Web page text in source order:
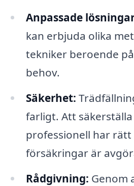
Anpassade
kan erbjuda olika
tekniker beroende
behov.
Säkerhet:
farligt. Att
professionell har rätt
försäkringar är
Rådgivning: Genom